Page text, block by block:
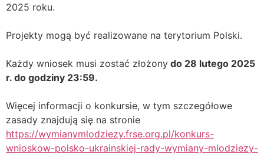
2025 roku.
Projekty mogą być realizowane na terytorium Polski.
Każdy wniosek musi zostać złożony do 28 lutego 2025
r. do godziny 23:59.
Więcej informacji o konkursie, w tym szczegółowe
zasady znajdują się na stronie
https://wymianymlodziezy.frse.org.pl/konkurs-
wnioskow-polsko-ukrainskiej-rady-wymiany-mlodziezy-